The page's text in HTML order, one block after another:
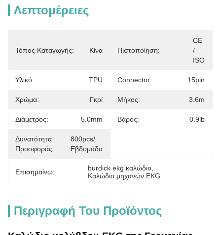
Λεπτομέρειες
Τόπος Καταγωγής: Κίνα Πιστοποίηση:
CE
/
ISO
Υλικό: TPU Connector: 15pin
Χρώμα: Γκρί Μήκος: 3.6m
Διάμετρος: 5.0mm Βάρος: 0.9lb
Δυνατότητα
Προσφοράς:
800pcs/
Εβδομάδα
Επισημαίνω: burdick ekg καλώδιο
Καλώδιο μηχανών EKG
Περιγραφή Του Προϊόντος